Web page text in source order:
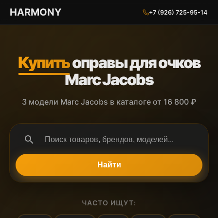
ГАРМОНИЯ ГЛАЗ
HARMONY +7 (926) 725-95-14
Купитьоправы для очков
Marc Jacobs
3 модели Marc Jacobs в каталоге от 16 800 ₽
search
Найти
ЧАСТО ИЩУТ: